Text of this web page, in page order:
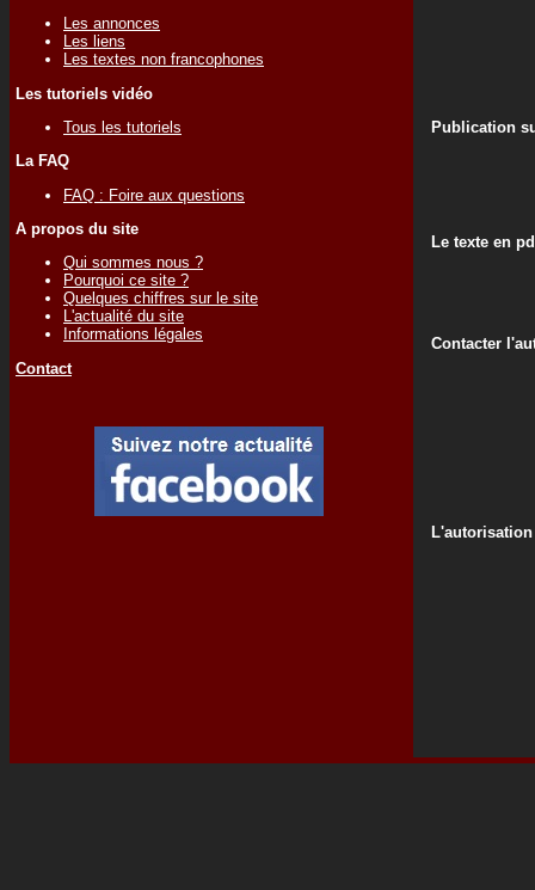
Les annonces
Les liens
Les textes non francophones
Les tutoriels vidéo
Tous les tutoriels
La FAQ
FAQ : Foire aux questions
A propos du site
Qui sommes nous ?
Pourquoi ce site ?
Quelques chiffres sur le site
L'actualité du site
Informations légales
Contact
Publication
Le texte en
Contacter
L'autorisation